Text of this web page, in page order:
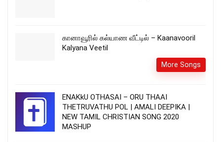
கானாவூரில் கல்யாண வீட்டில் – Kaanavooril
Kalyana Veetil
More Songs
ENAKkU OTHASAI – ORU THAAI
THETRUVATHU POL | AMALI DEEPIKA |
NEW TAMIL CHRISTIAN SONG 2020
MASHUP